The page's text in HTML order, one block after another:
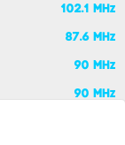
102.1 MHz
87.6 MHz
90 MHz
90 MHz